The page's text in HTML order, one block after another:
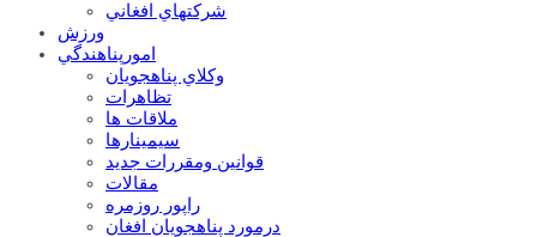
شرکتهاي افغاني
ورزش
امورپناهندگي
وکلاي پناهجويان
تظاهرات
ملاقات ها
سيمينارها
قوانين ومقررات جديد
مقالات
راپور روزمره
درمورد پناهجويان افغان